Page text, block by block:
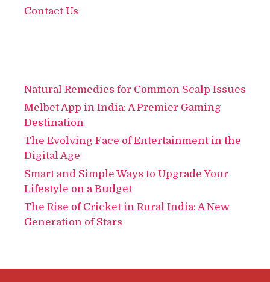
Contact Us
Natural Remedies for Common Scalp Issues
Melbet App in India: A Premier Gaming
Destination
The Evolving Face of Entertainment in the
Digital Age
Smart and Simple Ways to Upgrade Your
Lifestyle on a Budget
The Rise of Cricket in Rural India: A New
Generation of Stars